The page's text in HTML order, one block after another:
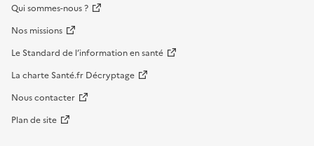
Qui sommes-nous ?
Nos missions
Le Standard de l’information en santé
La charte Santé.fr Décryptage
Nous contacter
Plan de site